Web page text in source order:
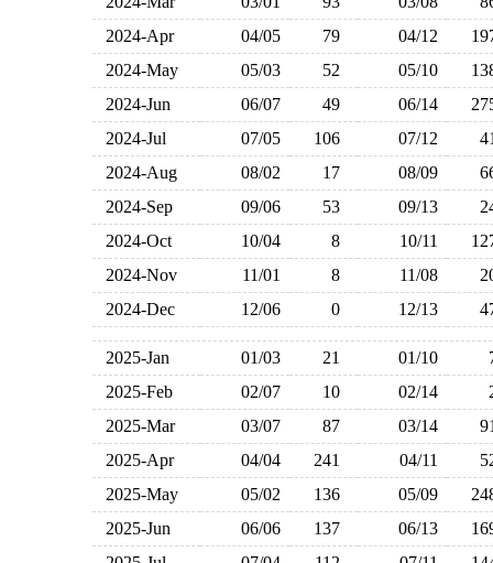
2024-Apr
04/05 79 04/12
2024-May
05/03 52 05/10
2024-Jun
06/07 49 06/14
2024-Jul
07/05 106 07/12
2024-Aug
08/02 17 08/09
2024-Sep
09/06 53 09/13
2024-Oct
10/04 8 10/11
2024-Nov
11/01 8 11/08
2024-Dec
12/06 0 12/13
2025-Jan 01/03 21 01/10
2025-Feb
02/07 10 02/14
2025-Mar
03/07 87 03/14
2025-Apr
04/04 241 04/11
2025-May
05/02 136 05/09
2025-Jun
06/06 137 06/13